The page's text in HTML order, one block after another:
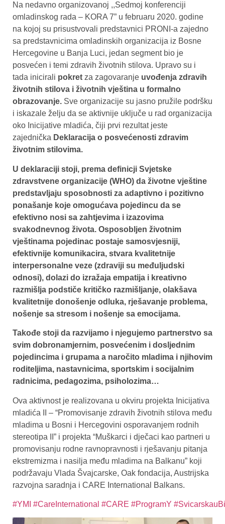
Na nedavno organizovanoj ,,Sedmoj konferenciji
omladinskog rada – KORA 7” u februaru 2020. godine
na kojoj su prisustvovali predstavnici PRONI-a zajedno
sa predstavnicima omladinskih organizacija iz Bosne
Hercegovine u Banja Luci, jedan segment bio je
posvećen i temi zdravih životnih stilova. Upravo su i
tada inicirali pokret za zagovaranje uvođenja zdravih
životnih stilova i životnih vještina u formalno
obrazovanje. Sve organizacije su jasno pružile podršku
i iskazale želju da se aktivnije uključe u rad organizacija
oko Inicijative mladića, čiji prvi rezultat jeste
zajednička Deklaracija o posvećenosti zdravim
životnim stilovima.
U deklaraciji stoji, prema definicji Svjetske
zdravstvene organizacije (WHO) da životne vještine
predstavljaju sposobnosti za adaptivno i pozitivno
ponašanje koje omogućava pojedincu da se
efektivno nosi sa zahtjevima i izazovima
svakodnevnog života. Osposobljen životnim
vještinama pojedinac postaje samosvjesniji,
efektivnije komunikacira, stvara kvalitetnije
interpersonalne veze (zdraviji su međuljudski
odnosi), dolazi do izražaja empatija i kreativno
razmišlja podstiče kritičko razmišljanje, olakšava
kvalitetnije donošenje odluka, rješavanje problema,
nošenje sa stresom i nošenje sa emocijama.
Takođe stoji da razvijamo i njegujemo partnerstvo sa
svim dobronamjernim, posvećenim i dosljednim
pojedincima i grupama a naročito mladima i njihovim
roditeljima, nastavnicima, sportskim i socijalnim
radnicima, pedagozima, psiholozima…
Ova aktivnost je realizovana u okviru projekta Inicijativa
mladića II – “Promovisanje zdravih životnih stilova među
mladima u Bosni i Hercegovini osporavanjem rodnih
stereotipa II” i projekta “Muškarci i dječaci kao partneri u
promovisanju rodne ravnopravnosti i rješavanju pitanja
ekstremizma i nasilja među mladima na Balkanu” koji
podržavaju Vlada Švajcarske, Oak fondacija, Austrijska
razvojna saradnja i CARE International Balkans.
#YMI #CareInternational #CARE #ProgramY